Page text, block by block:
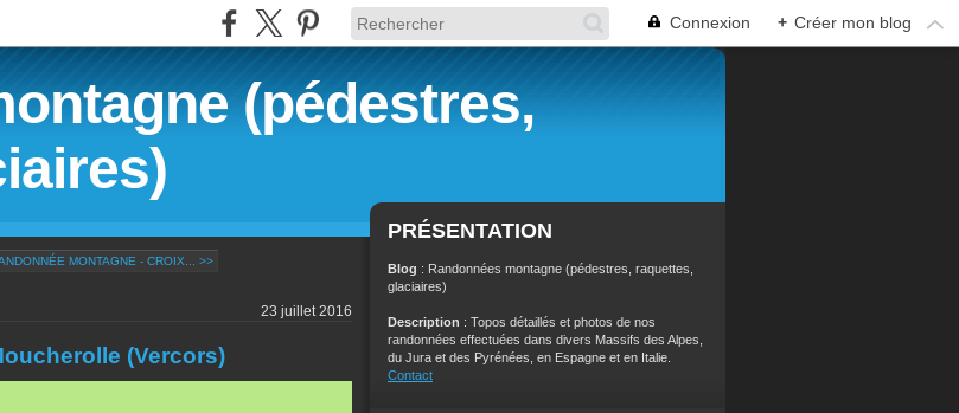
Connexion + Créer mon blog
(pédestres,
MONTAGNE - CROIX... >>
23 juillet 2016
(Vercors)
PRÉSENTATION
Blog : Randonnées montagne (pédestres, raquettes,
glaciaires)
Description : Topos détaillés et photos de nos
randonnées effectuées dans divers Massifs des Alpes,
du Jura et des Pyrénées, en Espagne et en Italie.
Contact